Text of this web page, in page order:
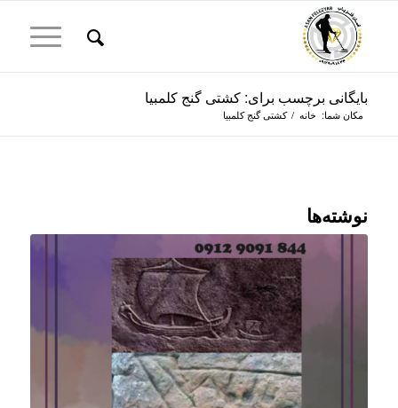
بایگانی برچسب برای: کشتی گنج کلمبیا
مکان شما: خانه / کشتی گنج کلمبیا
نوشته‌ها